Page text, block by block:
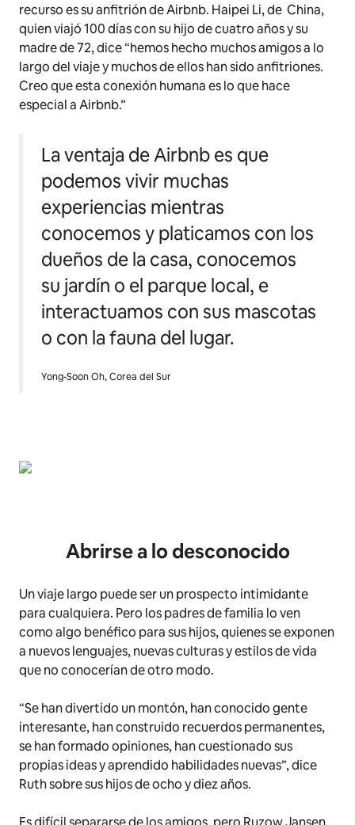
recurso es su anfitrión de Airbnb. Haipei Li, de China,
quien viajó 100 días con su hijo de cuatro años y su
madre de 72, dice “hemos hecho muchos amigos a lo
largo del viaje y muchos de ellos han sido anfitriones.
Creo que esta conexión humana es lo que hace
especial a Airbnb.”
La ventaja de Airbnb es que
podemos vivir muchas
experiencias mientras
conocemos y platicamos con los
dueños de la casa, conocemos
su jardín o el parque local, e
interactuamos con sus mascotas
o con la fauna del lugar.
Yong-Soon Oh, Corea del Sur
Abrirse a lo desconocido
Un viaje largo puede ser un prospecto intimidante
para cualquiera. Pero los padres de familia lo ven
como algo benéfico para sus hijos, quienes se exponen
a nuevos lenguajes, nuevas culturas y estilos de vida
que no conocerían de otro modo.
“Se han divertido un montón, han conocido gente
interesante, han construido recuerdos permanentes,
se han formado opiniones, han cuestionado sus
propias ideas y aprendido habilidades nuevas”, dice
Ruth sobre sus hijos de ocho y diez años.